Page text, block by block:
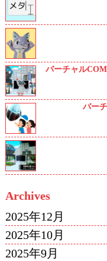
バーチャル
バー
Archives
2025年12月
2025年10月
2025年9月